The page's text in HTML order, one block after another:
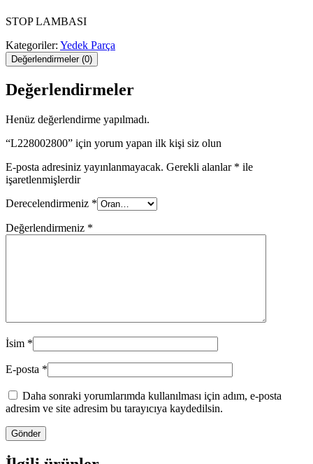
STOP LAMBASI
Kategoriler: Yedek Parça
Değerlendirmeler (0)
Değerlendirmeler
Henüz değerlendirme yapılmadı.
“L228002800” için yorum yapan ilk kişi siz olun
E-posta adresiniz yayınlanmayacak. Gerekli alanlar * ile
işaretlenmişlerdir
Derecelendirmeniz *
Değerlendirmeniz *
İsim *
E-posta *
Daha sonraki yorumlarımda kullanılması için adım, e-posta
adresim ve site adresim bu tarayıcıya kaydedilsin.